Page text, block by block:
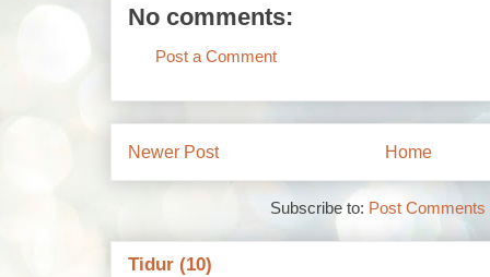
No comments:
Post a Comment
Newer Post Home
Subscribe to: Post Comments
Tidur (10)